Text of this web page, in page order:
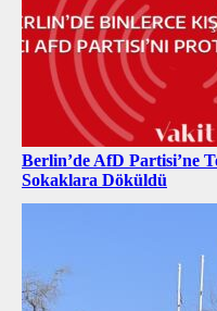
Berlin’de AfD Partisi’ne
Sokaklara Döküldü